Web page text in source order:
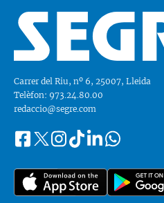
Carrer del Riu, nº 6, 25007, Lleida
Telèfon: 973.24.80.00
redaccio@segre.com
Segueix-
a::
FacebookInstagram
TiktokLinkedinWhatsapp